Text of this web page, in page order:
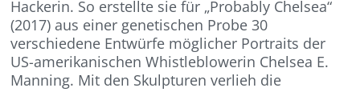
Hackerin. So erstellte sie für „Probably Chelsea“
(2017) aus einer genetischen Probe 30
verschiedene Entwürfe möglicher Portraits der
US-amerikanischen Whistleblowerin Chelsea E.
Manning. Mit den Skulpturen verlieh die